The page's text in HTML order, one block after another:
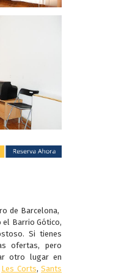
de Barcelona,
el Barrio Gótico,
Si tienes
ofertas, pero
otro lugar en
Les Corts,Sants